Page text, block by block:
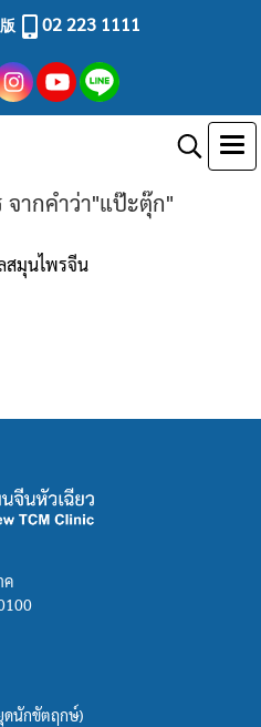
02 223 1111
ากคำว่า"แป๊ะตุ๊ก"
สมุนไพรจีน
ค
ดนักขัตฤกษ์)